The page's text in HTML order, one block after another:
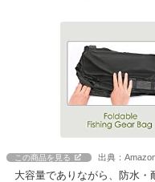
この商品を見る 出典：
大容量でありながら、防水・